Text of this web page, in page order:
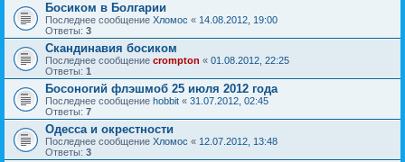
Босиком в Болгарии
Последнее сообщение Хломос « 14.08.2012, 19:00
Ответы: 3
Скандинавия босиком
Последнее сообщение crompton « 01.08.2012, 22:25
Ответы: 1
Босоногий флэшмоб 25 июля 2012 года
Последнее сообщение hobbit « 31.07.2012, 02:45
Ответы: 7
Одесса и окрестности
Последнее сообщение Хломос « 12.07.2012, 13:48
Ответы: 3